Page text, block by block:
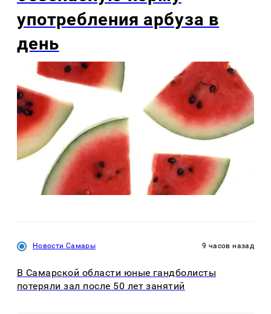
употребления арбуза в
день
Новости Самары 9 часов назад
В Самарской области юные гандболисты
потеряли зал после 50 лет занятий